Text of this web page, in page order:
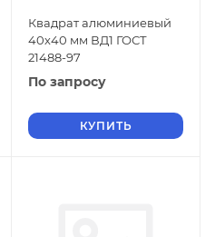
Квадрат алюминиевый
40х40 мм ВД1 ГОСТ
21488-97
По запросу
КУПИТЬ